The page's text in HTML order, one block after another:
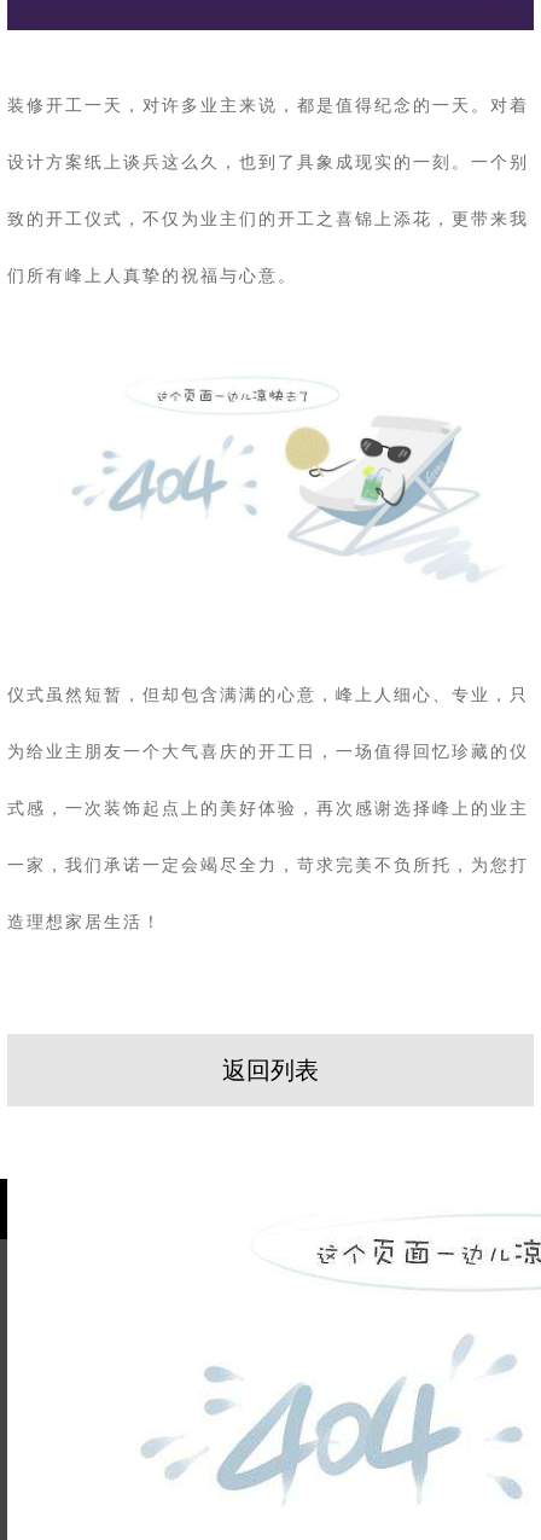
装修开工一天，对许多业主来说，都是值得纪念的一天。对着
设计方案纸上谈兵这么久，也到了具象成现实的一刻。一个别
致的开工仪式，不仅为业主们的开工之喜锦上添花，更带来我
们所有峰上人真挚的祝福与心意。
仪式虽然短暂，但却包含满满的心意，峰上人细心、专业，只
为给业主朋友一个大气喜庆的开工日，一场值得回忆珍藏的仪
式感，一次装饰起点上的美好体验，再次感谢选择峰上的业主
一家，我们承诺一定会竭尽全力，苛求完美不负所托，为您打
造理想家居生活！
返回列表
姓名不能
为空
电话不能